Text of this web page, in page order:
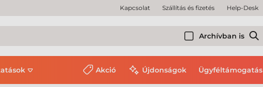
Kapcsolat Szállítás és fizetés Help-Desk
Archívban is
Akció Újdonságok Ügyféltámogatás